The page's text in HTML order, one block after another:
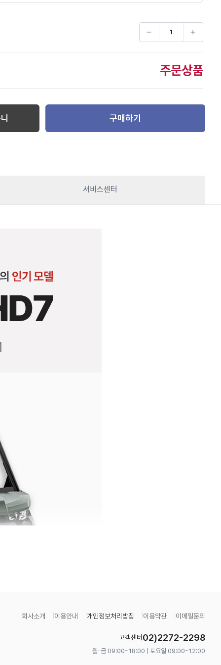
주문상품
구매하기
서비스센터
회사소개 이용안내 개인정보처리방침 이용약관 이메일문의
고객센터 02)2272-2298
월-금 09:00~18:00 | 토요일 09:00~12:00